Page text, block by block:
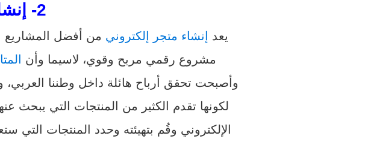
2- إنشاء متجر إلكتروني
يعد إنشاء متجر إلكتروني من أفضل المشاريع
مشروع رقمي مربح وقوي، لاسيما وأن
وأصبحت تحقق أرباح هائلة داخل وطننا العربي،
لكونها تقدم الكثير من المنتجات التي يبحث
الإلكتروني وقُم بتهيئته وحدد المنتجات